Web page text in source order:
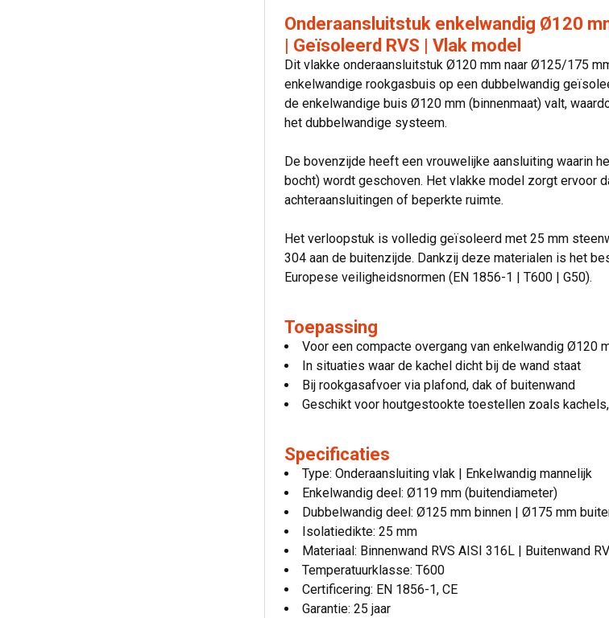
Onderaansluitstuk enkelwandig Ø120
| Geïsoleerd RVS | Vlak model
Dit vlakke onderaansluitstuk Ø120 mm naar Ø125/175
enkelwandige rookgasbuis op een dubbelwandig
de enkelwandige buis Ø120 mm (binnenmaat) valt,
het dubbelwandige systeem.
De bovenzijde heeft een vrouwelijke aansluiting waarin
bocht) wordt geschoven. Het vlakke model zorgt ervoor
achteraansluitingen of beperkte ruimte.
Het verloopstuk is volledig geïsoleerd met 25 mm
304 aan de buitenzijde. Dankzij deze materialen is het
Europese veiligheidsnormen (EN 1856-1 | T600 | G50).
Toepassing
Voor een compacte overgang van enkelwandig Ø120
In situaties waar de kachel dicht bij de wand staat
Bij rookgasafvoer via plafond, dak of buitenwand
Geschikt voor houtgestookte toestellen zoals
Specificaties
Type: Onderaansluiting vlak | Enkelwandig mannelijk
Enkelwandig deel: Ø119 mm (buitendiameter)
Dubbelwandig deel: Ø125 mm binnen | Ø175 mm
Isolatiedikte: 25 mm
Materiaal: Binnenwand RVS AISI 316L | Buitenwand
Temperatuurklasse: T600
Certificering: EN 1856-1, CE
Garantie: 25 jaar